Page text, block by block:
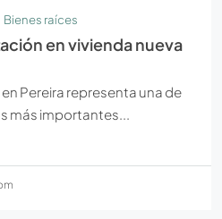
Bienes raíces
en vivienda nueva
Pereira representa una de
más importantes...